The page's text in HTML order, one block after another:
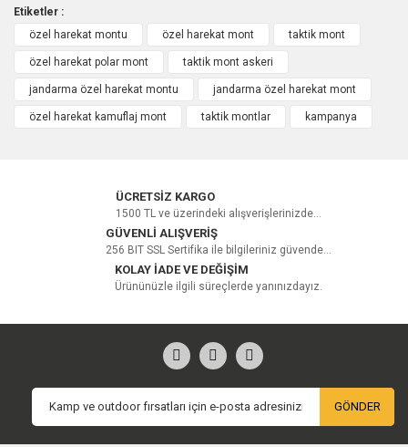
Etiketler :
özel harekat montu
özel harekat mont taktik mont
özel harekat polar mont taktik mont askeri
jandarma özel harekat montu jandarma özel harekat mont
özel harekat kamuflaj mont taktik montlar kampanya
ÜCRETSİZ KARGO
1500 TL ve üzerindeki alışverişlerinizde...
GÜVENLİ ALIŞVERİŞ
256 BIT SSL Sertifika ile bilgileriniz güvende...
KOLAY İADE VE DEĞİŞİM
Ürününüzle ilgili süreçlerde yanınızdayız.
GÖNDER